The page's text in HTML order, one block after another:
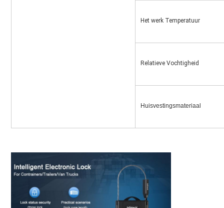
Het werk Temperatuur
Relatieve Vochtigheid
Huisvestingsmateriaal